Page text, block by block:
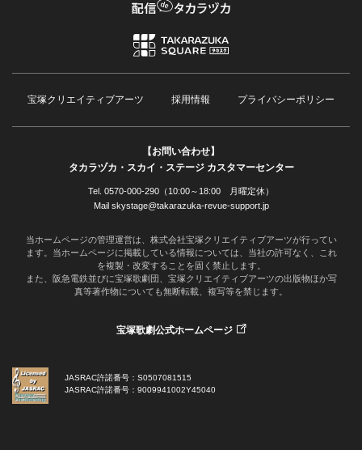
宝塚クリエイティブアーツ 採用情報 プライバシーポリシー
【お問い合わせ】
タカラヅカ・スカイ・ステージ カスタマーセンター
Tel. 0570-000-290（10:00～18:00 月曜定休）
Mail skystage@takarazuka-revue-support.jp
当ホームページの管理運営は、株式会社宝塚クリエイティブアーツが行ってい
ます。当ホームページに掲載している情報については、当社の許可なく、これ
を複製・改変することを固く禁止します。
また、阪急電鉄並びに宝塚歌劇団、宝塚クリエイティブアーツの出版物ほか写
真等著作物についても無断転載、複写等を禁じます。
宝塚歌劇公式ホームページ
JASRAC許諾番号：S0507081515
JASRAC許諾番号：9009941002Y45040